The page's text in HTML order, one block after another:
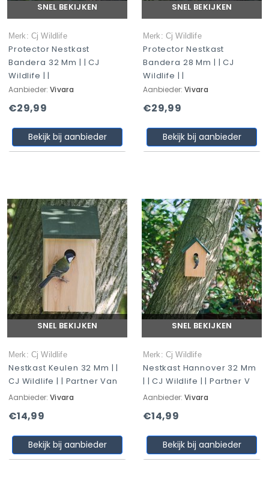
SNEL BEKIJKEN
Merk: Cj Wildlife
Protector Nestkast
Bandera 32 Mm | | CJ
Wildlife | |
Aanbieder: Vivara
€29,99
Bekijk bij aanbieder
SNEL BEKIJKEN
Merk: Cj Wildlife
Protector Nestkast
Bandera 28 Mm | | CJ
Wildlife | |
Aanbieder: Vivara
€29,99
Bekijk bij aanbieder
SNEL BEKIJKEN
Merk: Cj Wildlife
Nestkast Keulen 32 Mm | |
CJ Wildlife | | Partner Van
Aanbieder: Vivara
€14,99
Bekijk bij aanbieder
SNEL BEKIJKEN
Merk: Cj Wildlife
Nestkast Hannover 32 Mm
| | CJ Wildlife | | Partner V
Aanbieder: Vivara
€14,99
Bekijk bij aanbieder